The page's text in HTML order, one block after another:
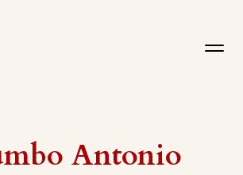
Antonio